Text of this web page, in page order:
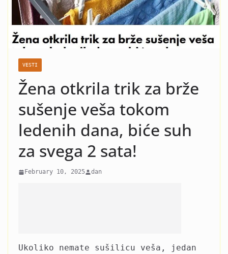
nasilje i krah: Evo koja žena
je razlog kraha braka Čede
Jovanovića! Kad vidite o kome
se radi neće vam bit dobro!
VESTI
Žena otkrila trik za brže
sušenje veša tokom
ledenih dana, biće suh
za svega 2 sata!
February 10, 2025 dan
Ukoliko nemate sušilicu veša, jedan